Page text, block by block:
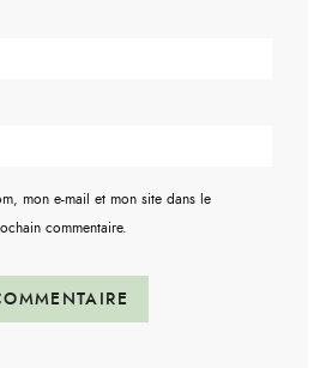
mon e-mail et mon site dans le
commentaire.